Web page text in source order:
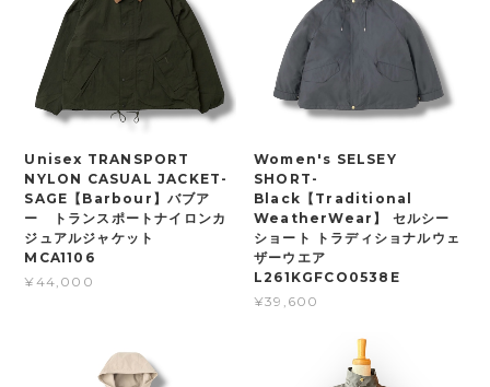
Unisex TRANSPORT
NYLON CASUAL JACKET-
SAGE【Barbour】バブア
ー トランスポートナイロンカ
ジュアルジャケット
MCA1106
¥44,000
Women's SELSEY
SHORT-
Black【Traditional
WeatherWear】 セルシー
ショート トラディショナルウェ
ザーウエア
L261KGFCO0538E
¥39,600